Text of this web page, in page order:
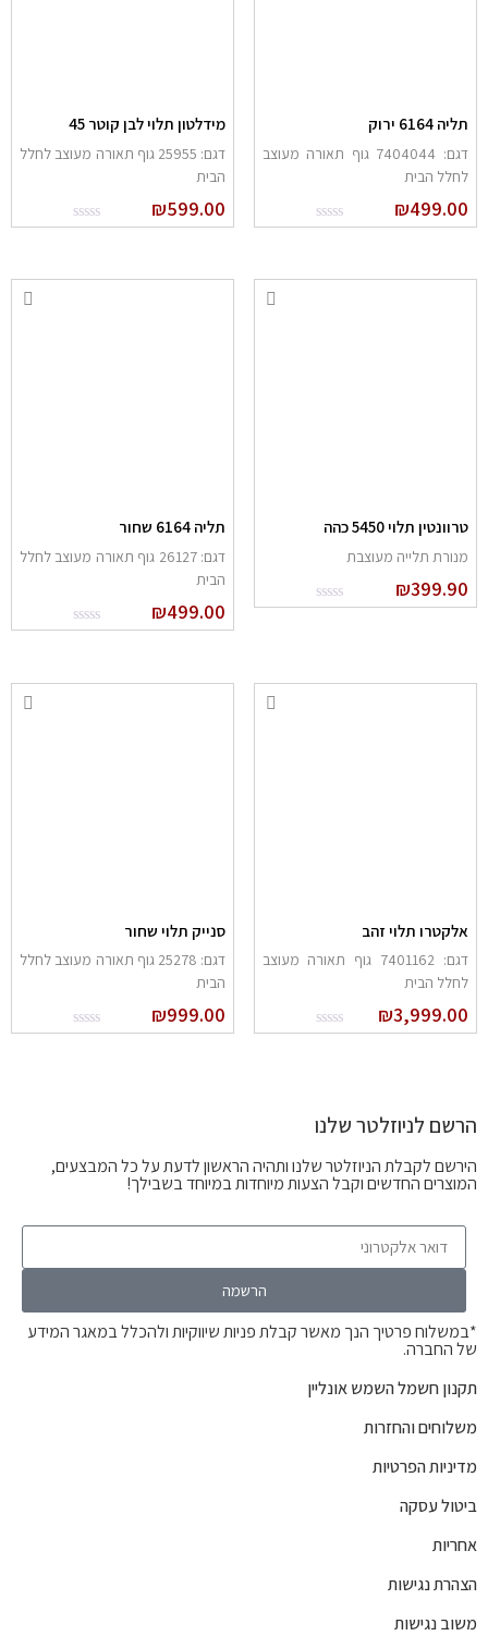
תליה 6164 ירוק
דגם: 7404044 גוף תאורה מעוצב
לחלל הבית
₪499.00
מידלטון תלוי לבן קוטר 45
דגם: 25955 גוף תאורה מעוצב לחלל
הבית
₪599.00
טרוונטין תלוי 5450 כהה
מנורת תלייה מעוצבת
₪399.90
תליה 6164 שחור
דגם: 26127 גוף תאורה מעוצב לחלל
הבית
₪499.00
אלקטרו תלוי זהב
דגם: 7401162 גוף תאורה מעוצב
לחלל הבית
₪3,999.00
סנייק תלוי שחור
דגם: 25278 גוף תאורה מעוצב לחלל
הבית
₪999.00
הרשם לניוזלטר שלנו
הירשם לקבלת הניוזלטר שלנו ותהיה הראשון לדעת על כל המבצעים,
המוצרים החדשים וקבל הצעות מיוחדות במיוחד בשבילך!
הרשמה
*במשלוח פרטיך הנך מאשר קבלת פניות שיווקיות ולהכלל במאגר המידע
של החברה.
תקנון חשמל השמש אונליין
משלוחים והחזרות
מדיניות הפרטיות
ביטול עסקה
אחריות
הצהרת נגישות
משוב נגישות